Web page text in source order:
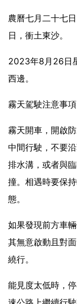
農曆七月二十七
日，衝土東沙。
2023年8月26日
西邊。
霧天駕駛注意事項
霧天開車，開啟
中間行駛，不要
排水溝，或者與
撞。相遇時要保
態。
如果發現前方車
其無意啟動且對
繞行。
能見度太低時，